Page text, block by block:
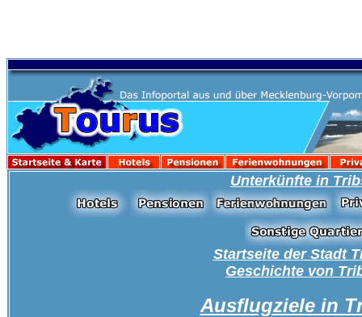
Unterkünfte in
Startseite der Stadt
Geschichte von
Ausflugziele in